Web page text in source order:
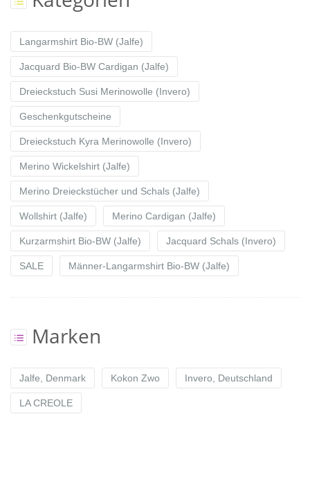
Langarmshirt Bio-BW (Jalfe)
Jacquard Bio-BW Cardigan (Jalfe)
Dreieckstuch Susi Merinowolle (Invero)
Geschenkgutscheine
Dreieckstuch Kyra Merinowolle (Invero)
Merino Wickelshirt (Jalfe)
Merino Dreieckstücher und Schals (Jalfe)
Wollshirt (Jalfe) Merino Cardigan (Jalfe)
Kurzarmshirt Bio-BW (Jalfe) Jacquard Schals (Invero)
SALE Männer-Langarmshirt Bio-BW (Jalfe)
Marken
Jalfe, Denmark Kokon Zwo Invero, Deutschland
LA CREOLE